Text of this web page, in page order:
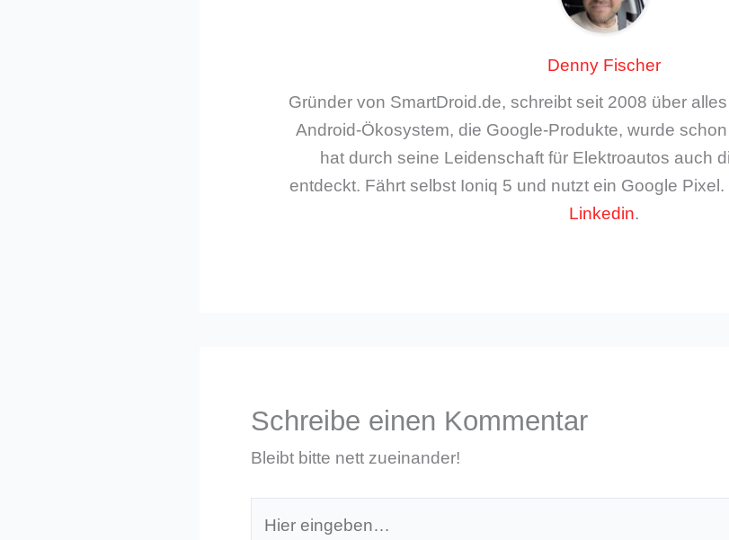
Denny Fischer
Gründer von SmartDroid.de, schreibt seit 2008 über
Android-Ökosystem, die Google-Produkte, wurde
hat durch seine Leidenschaft für Elektroautos auch
entdeckt. Fährt selbst Ioniq 5 und nutzt ein Google
Linkedin.
Schreibe einen Kommentar
Bleibt bitte nett zueinander!